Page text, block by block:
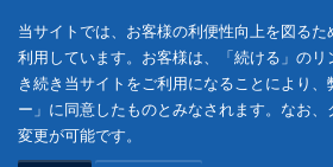
当サイトでは、お客様の利便性向上を図る
利用しています。お客様は、「続ける」の
き続き当サイトをご利用になることにより
ー」に同意したものとみなされます。なお
変更が可能です。